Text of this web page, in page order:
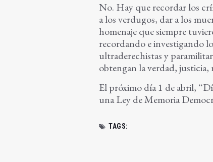
No. Hay que recordar los
a los verdugos, dar a los
homenaje que siempre
recordando e investigando
ultraderechistas y
obtengan la verdad,
El próximo día 1 de abril,
una Ley de Memoria
TAGS: